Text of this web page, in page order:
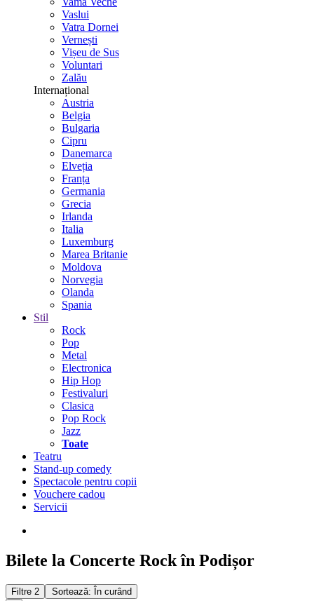
Vaslui
Vatra Dornei
Vernești
Vișeu de Sus
Voluntari
Zalău
Internațional
Austria
Belgia
Bulgaria
Cipru
Danemarca
Elveția
Franța
Germania
Grecia
Irlanda
Italia
Luxemburg
Marea Britanie
Moldova
Norvegia
Olanda
Spania
Stil
Rock
Pop
Metal
Electronica
Hip Hop
Festivaluri
Clasica
Pop Rock
Jazz
Toate
Teatru
Stand-up comedy
Spectacole pentru copii
Vouchere cadou
Servicii
Bilete la Concerte Rock în Podișor
Filtre 2
Sortează: În curând